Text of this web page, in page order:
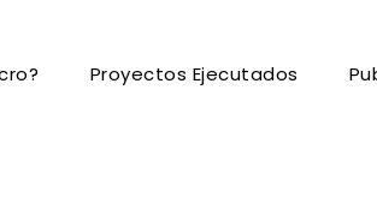
Proyectos Ejecutados